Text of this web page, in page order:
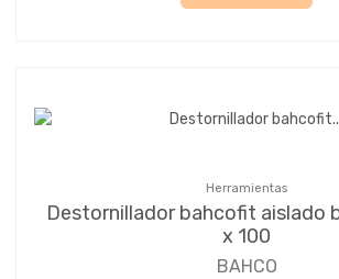
Herramientas
Destornillador bahcofit aislado
x 100
BAHCO